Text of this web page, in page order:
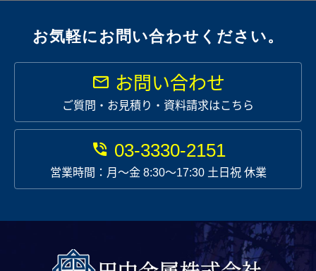
お気軽にお問い合わせください。
お問い合わせ
ご質問・お見積り・資料請求はこちら
03-3330-2151
営業時間：月〜金 8:30～17:30 土日祝 休業